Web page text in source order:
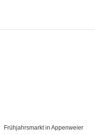
Frühjahrsmarkt in Appenweier